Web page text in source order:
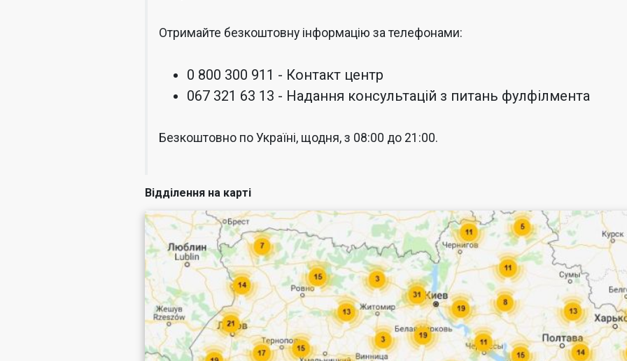
Отримайте безкоштовну інформацію за телефонами:
0 800 300 911 - Контакт центр
067 321 63 13 - Надання консультацій з питань фулфілмента
Безкоштовно по Україні, щодня, з 08:00 до 21:00.
Відділення на карті